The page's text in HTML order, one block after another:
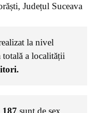
Județul Suceava
la nivel
a localității
187 sunt de sex